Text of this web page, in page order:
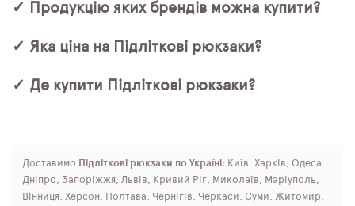
✓ Продукцію яких брендів можна купити?
✓ Яка ціна на Підліткові рюкзаки?
✓ Де купити Підліткові рюкзаки?
Доставимо Підліткові рюкзаки по Україні : Київ, Харків, Одеса,
Дніпро, Запоріжжя, Львів, Кривий Ріг, Миколаїв, Маріуполь,
Вінниця, Херсон, Полтава, Чернігів, Черкаси, Суми, Житомир,